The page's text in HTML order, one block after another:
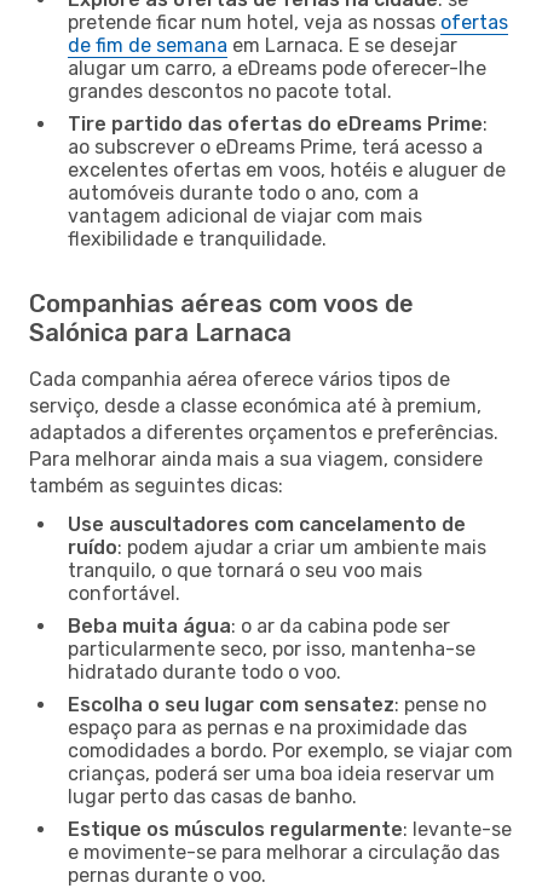
pretende ficar num hotel, veja as nossas ofertas
de fim de semana em Larnaca. E se desejar
alugar um carro, a eDreams pode oferecer-lhe
grandes descontos no pacote total.
Tire partido das ofertas do eDreams Prime:
ao subscrever o eDreams Prime, terá acesso a
excelentes ofertas em voos, hotéis e aluguer de
automóveis durante todo o ano, com a
vantagem adicional de viajar com mais
flexibilidade e tranquilidade.
Companhias aéreas com voos de
Salónica para Larnaca
Cada companhia aérea oferece vários tipos de
serviço, desde a classe económica até à premium,
adaptados a diferentes orçamentos e preferências.
Para melhorar ainda mais a sua viagem, considere
também as seguintes dicas:
Use auscultadores com cancelamento de
ruído: podem ajudar a criar um ambiente mais
tranquilo, o que tornará o seu voo mais
confortável.
Beba muita água: o ar da cabina pode ser
particularmente seco, por isso, mantenha-se
hidratado durante todo o voo.
Escolha o seu lugar com sensatez: pense no
espaço para as pernas e na proximidade das
comodidades a bordo. Por exemplo, se viajar com
crianças, poderá ser uma boa ideia reservar um
lugar perto das casas de banho.
Estique os músculos regularmente: levante-se
e movimente-se para melhorar a circulação das
pernas durante o voo.